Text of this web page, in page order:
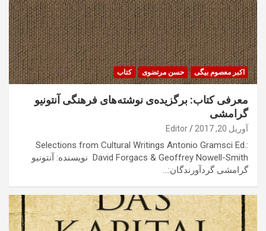
اکبر معصوم بیگی حسن مرتضوی کتاب
معرفی کتاب: برگزیده‌ی نوشته‌های فرهنگی آنتونیو
گرامشی
آوریل 20, 2017 Editor
Selections from Cultural Writings Antonio Gramsci Ed.:
David Forgacs & Geoffrey Nowell-Smith نويسنده: آنتونیو
گرامشی گردآورندگان:…